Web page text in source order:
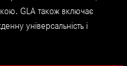
GLA також включає
універсальність і